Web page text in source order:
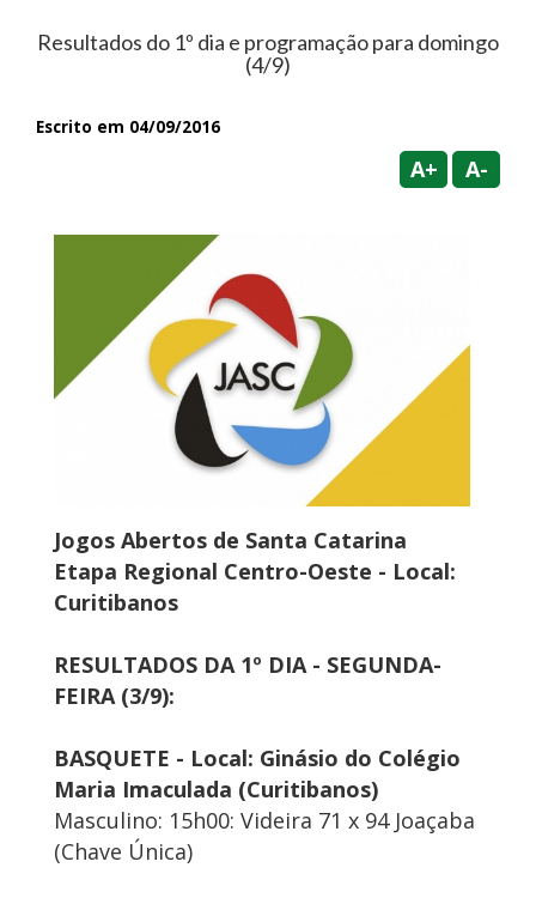
Resultados do 1º dia e programação para domingo
(4/9)
Escrito em 04/09/2016
A+ A-
Jogos Abertos de Santa Catarina
Etapa Regional Centro-Oeste - Local:
Curitibanos
RESULTADOS DA 1º DIA - SEGUNDA-
FEIRA (3/9):
BASQUETE - Local: Ginásio do Colégio
Maria Imaculada (Curitibanos)
Masculino: 15h00: Videira 71 x 94 Joaçaba
(Chave Única)